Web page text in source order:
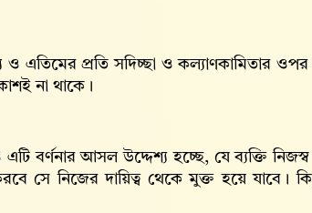
ও এতিমের প্রতি সদিচ্ছা ও কল্যাণকামিতার ওপর
না থাকে।
এটি বর্ণনার আসল উদ্দেশ্য হচ্ছে, যে ব্যক্তি
সে নিজের দায়িত্ব থেকে মুক্ত হয়ে যাবে।